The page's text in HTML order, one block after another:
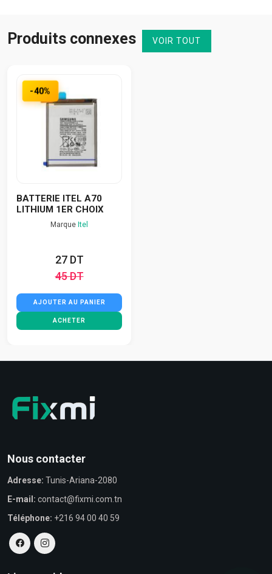
Produits connexes VOIR TOUT
-40%
BATTERIE ITEL A70
LITHIUM 1ER CHOIX
Marque Itel
27 DT
45 DT
AJOUTER AU PANIER
ACHETER
Nous contacter
Adresse: Tunis-Ariana-2080
E-mail: contact@fixmi.com.tn
Téléphone: +216 94 00 40 59